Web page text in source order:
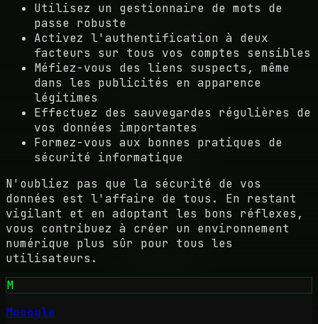
Utilisez un gestionnaire de mots de
passe robuste
Activez l'authentification à deux
facteurs sur tous vos comptes sensibles
Méfiez-vous des liens suspects, même
dans les publicités en apparence
légitimes
Effectuez des sauvegardes régulières de
vos données importantes
Formez-vous aux bonnes pratiques de
sécurité informatique
N'oubliez pas que la sécurité de vos
données est l'affaire de tous. En restant
vigilant et en adoptant les bons réflexes,
vous contribuez à créer un environnement
numérique plus sûr pour tous les
utilisateurs.
M
Mooogle